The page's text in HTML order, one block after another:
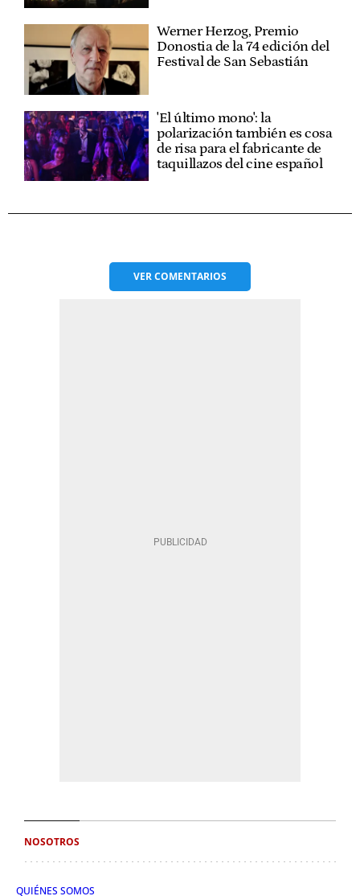
Werner Herzog, Premio
Donostia de la 74 edición del
Festival de San Sebastián
'El último mono': la
polarización también es cosa
de risa para el fabricante de
taquillazos del cine español
VERCOMENTARIOS
NOSOTROS
QUIÉNES SOMOS